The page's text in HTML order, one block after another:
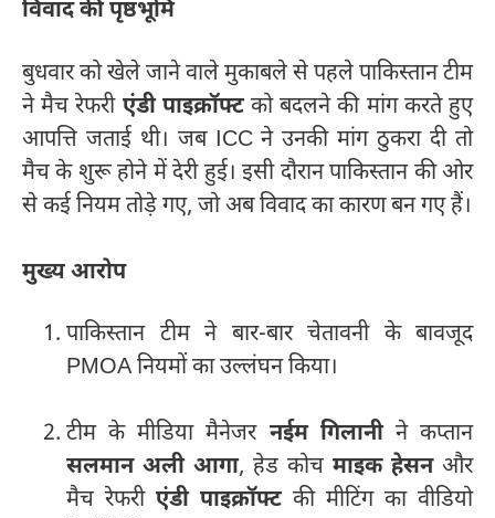
विवाद की पृष्ठभूमि
बुधवार को खेले जाने वाले मुकाबले से पहले पाकिस्तान टीम
ने मैच रेफरी एंडी पाइक्रॉफ्टको बदलने की मांग करते हुए
आपत्ति जताई थी। जब ICC ने उनकी मांग ठुकरा दी तो
मैच के शुरू होने में देरी हुई। इसी दौरान पाकिस्तान की ओर
से कई नियम तोड़े गए, जो अब विवाद का कारण बन गए हैं।
मुख्य आरोप
पाकिस्तान टीम ने बार-बार चेतावनी के बावजूद
PMOA नियमों का उल्लंघन किया।
टीम के मीडिया मैनेजर नईम गिलानीने कप्तान
सलमान अली आगा, हेड कोच माइक हेसनऔर
मैच रेफरी एंडी पाइक्रॉफ्ट की मीटिंग का वीडियो